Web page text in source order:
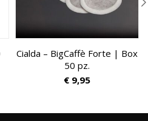
Cialda – BigCaffè Forte | Box
50 pz.
€ 9,95